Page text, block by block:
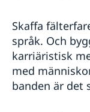
Skaffa
språk. Och
karriäristisk
med
banden är det